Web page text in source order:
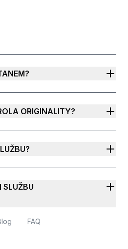
ORIGINALITY?
SLUŽBU
FAQ